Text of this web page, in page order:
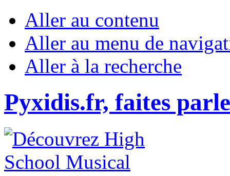
Aller au contenu
Aller au menu de
Aller à la recherche
Pyxidis.fr, faites